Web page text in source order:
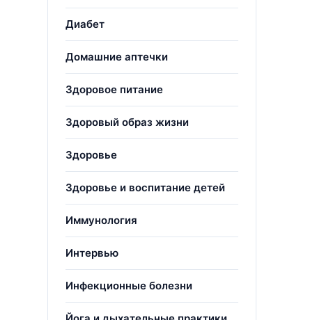
Диабет
Домашние аптечки
Здоровое питание
Здоровый образ жизни
Здоровье
Здоровье и воспитание детей
Иммунология
Интервью
Инфекционные болезни